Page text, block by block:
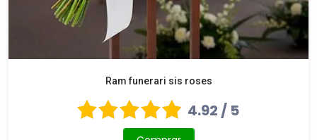
Ram funerari sis roses
4.92 / 5